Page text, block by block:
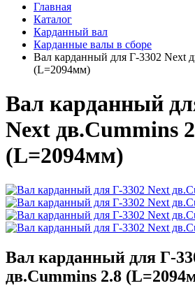
Главная
Каталог
Карданный вал
Карданные валы в сборе
Вал карданный для Г-3302 Next
(L=2094мм)
Вал карданный
Next дв.Cummins
(L=2094мм)
Вал карданный для Г-
дв.Cummins 2.8